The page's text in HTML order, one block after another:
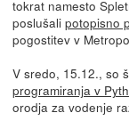
tokrat namesto
poslušali potopisno
pogostitev v
V sredo, 15.12., so
programiranja v
orodja za vodenje